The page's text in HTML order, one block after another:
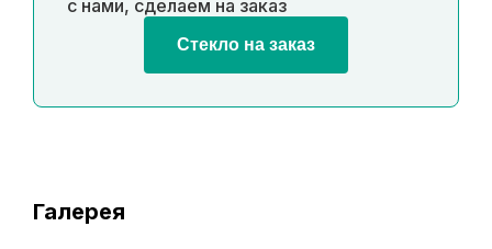
с нами, сделаем на заказ
Стекло на заказ
Галерея